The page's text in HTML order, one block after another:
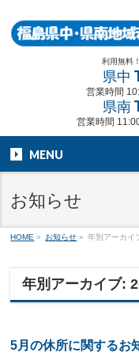
利用無料
県中
営業時間
県南
営業時間
MENU
お知らせ
HOME » お知らせ » 年別アーカイ
年別アーカイブ:
5月の休所に関するお